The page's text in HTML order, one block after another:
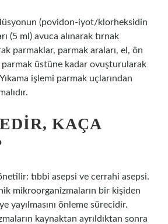
(povidon-iyot/klorheksidin
(5 ml) avuca alınarak tırnak
parmaklar, parmak araları, el, ön
üstüne kadar ovuşturularak
işlemi parmak uçlarından
KAÇA
tıbbi asepsi ve cerrahi asepsi.
mikroorganizmaların bir kişiden
yayılmasını önleme sürecidir.
kaynaktan ayrıldıktan sonra